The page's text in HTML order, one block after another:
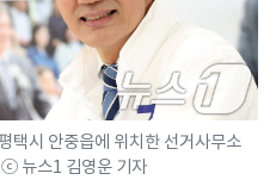
택시 안중읍에 위치한 선거사무소
ⓒ 뉴스1 김영운 기자